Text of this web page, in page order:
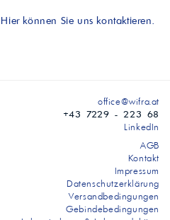
Hier können Sie uns kontaktieren.
office@wifra.at
+43 7229 - 223 68
LinkedIn
AGB
Kontakt
Impressum
Datenschutzerklärung
Versandbedingungen
Gebindebedingungen